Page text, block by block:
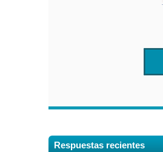
Respuestas recientes